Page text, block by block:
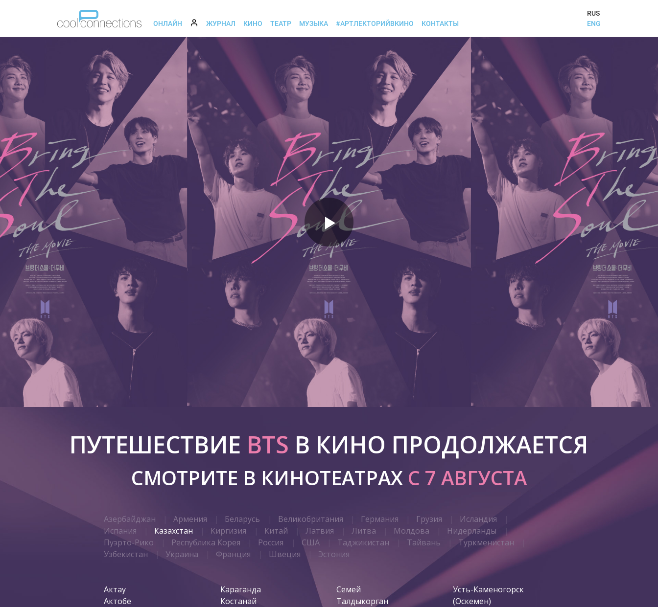
ОНЛАЙН ЖУРНАЛ КИНО ТЕАТР МУЗЫКА #АРТЛЕКТОРИЙВКИНО КОНТАКТЫ
RUS
ENG
ПУТЕШЕСТВИЕ BTS В КИНО ПРОДОЛЖАЕТСЯ
СМОТРИТЕ В КИНОТЕАТРАХ С 7 АВГУСТА
Азербайджан Армения Беларусь Великобритания Германия Грузия
Исландия
Испания
Казахстан Киргизия Китай Латвия Литва Молдова
Нидерланды
Пуэрто-Рико
Республика Корея Россия США Таджикистан Тайвань
Туркменистан
Узбекистан
Украина Франция Швеция Эстония
Актау
Актобе
Караганда
Костанай
Семей
Талдыкорган
Усть-Каменогорск
(Оскемен)